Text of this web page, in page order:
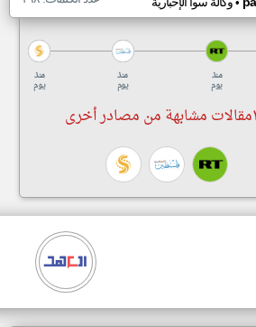
منذ
يوم
منذ
يوم
منذ
يوم